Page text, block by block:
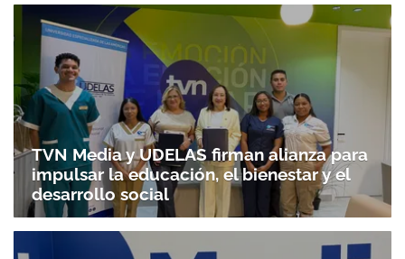
TVN Media y UDELAS firman alianza para
impulsar la educación, el bienestar y el
desarrollo social